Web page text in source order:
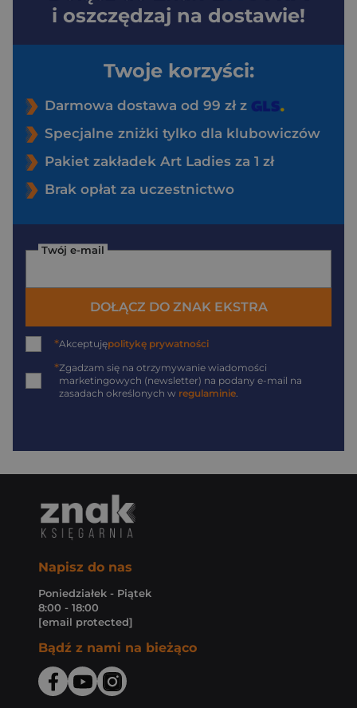
i oszczędzaj na dostawie!
Twoje korzyści:
Darmowa dostawa od 99 zł z
Specjalne zniżki tylko dla klubowiczów
Pakiet zakładek Art Ladies za 1 zł
Brak opłat za uczestnictwo
Twój e-mail
DOŁĄCZ DO ZNAK EKSTRA
*Akceptujępolitykę prywatności
*Zgadzam się na otrzymywanie wiadomości
marketingowych (newsletter) na podany e-mail na
zasadach określonych w regulaminie.
Napisz do nas
Poniedziałek - Piątek
8:00 - 18:00
[email protected]
Bądź z nami na bieżąco